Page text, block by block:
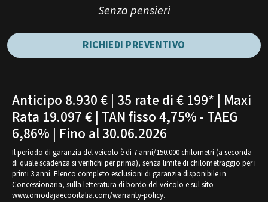
Senza pensieri
RICHIEDI PREVENTIVO
Anticipo 8.930 € | 35 rate di € 199* | Maxi
Rata 19.097 € | TAN fisso 4,75% - TAEG
6,86% | Fino al 30.06.2026
Il periodo di garanzia del veicolo è di 7 anni/150.000 chilometri (a seconda
di quale scadenza si verifichi per prima), senza limite di chilometraggio per i
primi 3 anni. Elenco completo esclusioni di garanzia disponibile in
Concessionaria, sulla letteratura di bordo del veicolo e sul sito
www.omodajaecooitalia.com/warranty-policy.